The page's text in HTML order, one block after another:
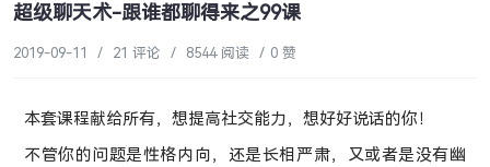
超级聊天术-跟谁都聊得来之99课
2019-09-11 / 21 评论 / 8544 阅读 / 0 赞
本套课程献给所有，想提高社交能力，想好好说话的你！
不管你的问题是性格内向，还是长相严肃，又或者是没有幽